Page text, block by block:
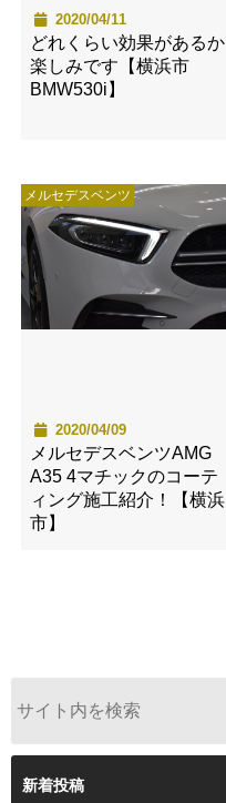
2020/04/11
どれくらい効果があるか
楽しみです【横浜市
BMW530i】
メルセデスベンツ
2020/04/09
メルセデスベンツAMG
A35 4マチックのコーテ
ィング施工紹介！【横浜
市】
新着投稿